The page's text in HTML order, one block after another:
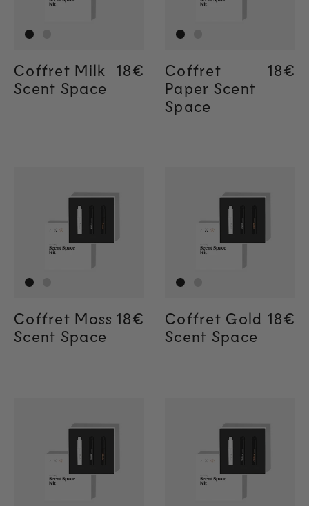
Coffret Milk
Scent Space
Regular price
18€
Regular price
18€
Coffret
Paper Scent
Space
18€
18€
Coffret Moss
Scent Space
Regular price
18€
Regular price
18€
Coffret Gold
Scent Space
18€
18€